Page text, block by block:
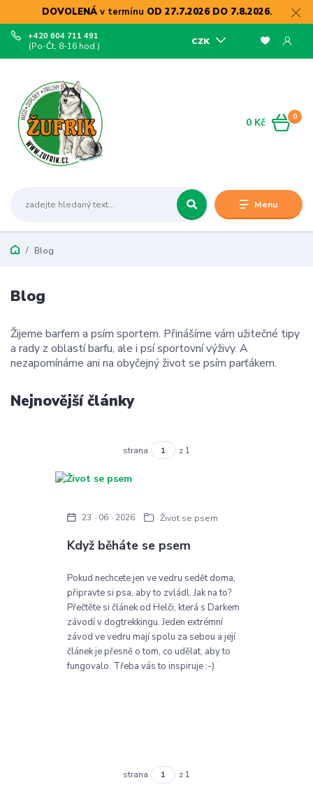
DOVOLENÁv termínu OD 27.7.2026 DO 7.8.2026.
Menu
CZK
+420 604 711 491
(Po-Čt, 8-16 hod.)
0
0 Kč
Blog
Blog
Žijeme barfem a psím sportem. Přinášíme vám užitečné tipy
a rady z oblastí barfu, ale i psí sportovní výživy. A
nezapomínáme ani na obyčejný život se psím parťákem.
Nejnovější články
strana z 1
Když běháte se psem
23 06 2026 Život se psem
Pokud nechcete jen ve vedru sedět doma,
připravte si psa, aby to zvládl. Jak na to?
Přečtěte si článek od Helči, která s Darkem
závodí v dogtrekkingu. Jeden extrémní
závod ve vedru mají spolu za sebou a její
článek je přesně o tom, co udělat, aby to
fungovalo. Třeba vás to inspiruje :-)
strana z 1